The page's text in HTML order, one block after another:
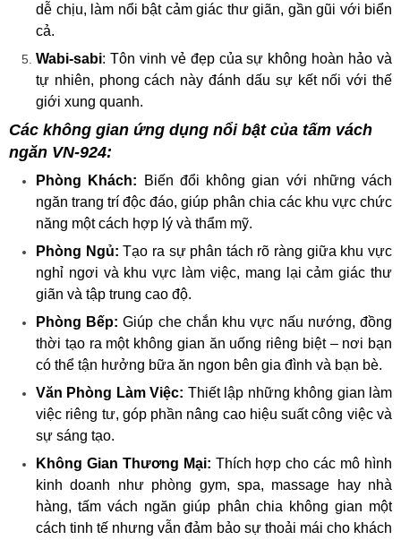
dễ chịu, làm nổi bật cảm giác thư giãn, gần gũi với biển
cả.
Wabi-sabi: Tôn vinh vẻ đẹp của sự không hoàn hảo và
tự nhiên, phong cách này đánh dấu sự kết nối với thế
giới xung quanh.
Các không gian ứng dụng nổi bật của tấm vách
ngăn VN-924:
Phòng Khách: Biến đổi không gian với những vách
ngăn trang trí độc đáo, giúp phân chia các khu vực chức
năng một cách hợp lý và thẩm mỹ.
Phòng Ngủ: Tạo ra sự phân tách rõ ràng giữa khu vực
nghỉ ngơi và khu vực làm việc, mang lại cảm giác thư
giãn và tập trung cao độ.
Phòng Bếp: Giúp che chắn khu vực nấu nướng, đồng
thời tạo ra một không gian ăn uống riêng biệt – nơi bạn
có thể tận hưởng bữa ăn ngon bên gia đình và bạn bè.
Văn Phòng Làm Việc: Thiết lập những không gian làm
việc riêng tư, góp phần nâng cao hiệu suất công việc và
sự sáng tạo.
Không Gian Thương Mại: Thích hợp cho các mô hình
kinh doanh như phòng gym, spa, massage hay nhà
hàng, tấm vách ngăn giúp phân chia không gian một
cách tinh tế nhưng vẫn đảm bảo sự thoải mái cho khách